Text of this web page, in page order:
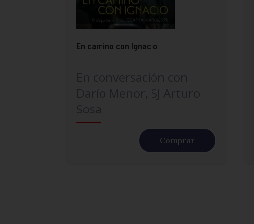
En camino con Ignacio
Comprar